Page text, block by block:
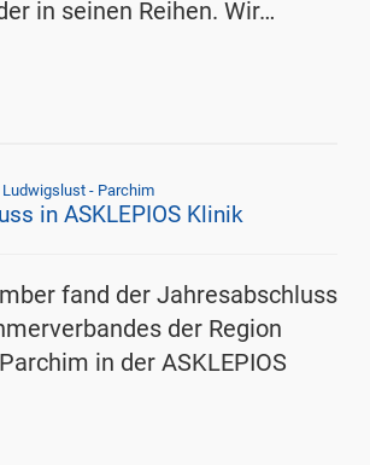
in seinen Reihen. Wir…
Ludwigslust - Parchim
in ASKLEPIOS Klinik
fand der Jahresabschluss
der Region
in der ASKLEPIOS